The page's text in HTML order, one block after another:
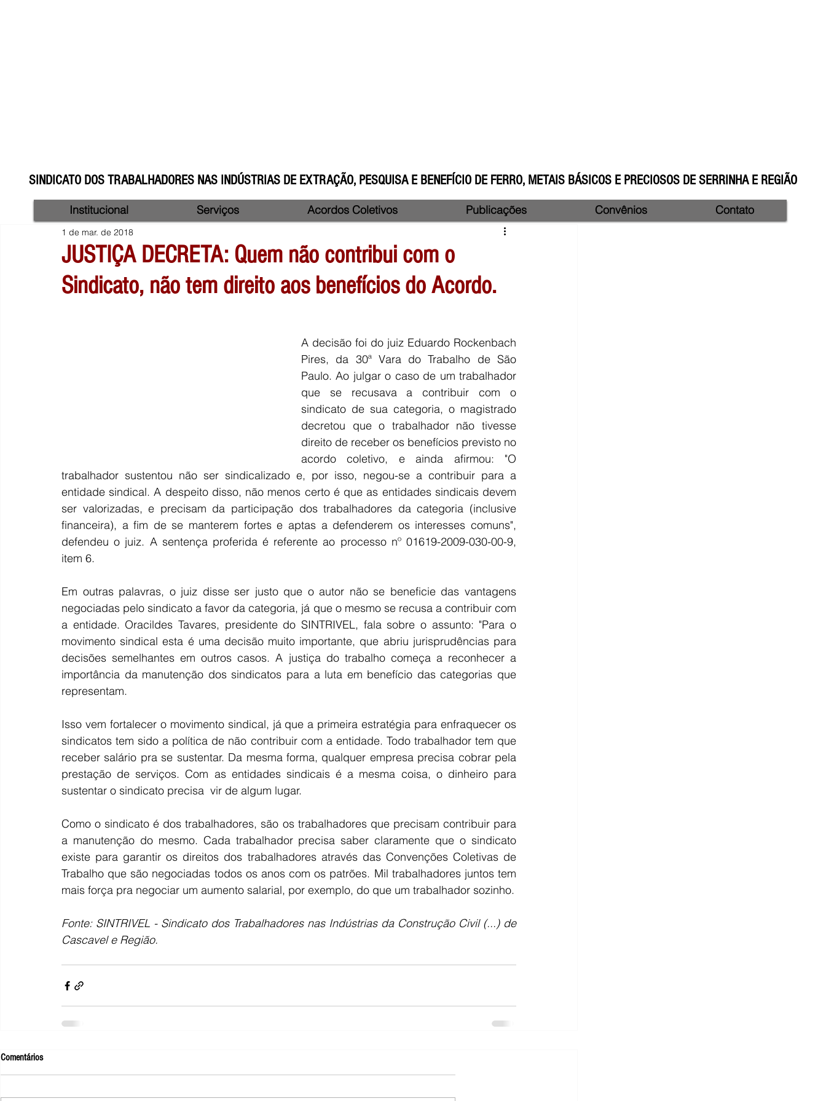
SINDICATO DOS TRABALHADORES NAS INDÚSTRIAS DE EXTRAÇÃO, PESQUISA E BENEFÍCIO DE FERRO, METAIS BÁSICOS E PRECIOSOS DE SERRINHA E REGIÃO
JUSTIÇA DECRETA: Quem não contribui com o
Sindicato, não tem direito aos benefícios do Acordo.
1 de mar. de 2018
A decisão foi do juiz Eduardo Rockenbach
Pires, da 30ª Vara do Trabalho de São
Paulo. Ao julgar o caso de um trabalhador
que se recusava a contribuir com o
sindicato de sua categoria, o magistrado
decretou que o trabalhador não tivesse
direito de receber os benefícios previsto no
acordo coletivo, e ainda afirmou: "O
trabalhador sustentou não ser sindicalizado e, por isso, negou-se a contribuir para a
entidade sindical. A despeito disso, não menos certo é que as entidades sindicais devem
ser valorizadas, e precisam da participação dos trabalhadores da categoria (inclusive
financeira), a fim de se manterem fortes e aptas a defenderem os interesses comuns",
defendeu o juiz. A sentença proferida é referente ao processo nº 01619-2009-030-00-9,
item 6.
Em outras palavras, o juiz disse ser justo que o autor não se beneficie das vantagens
negociadas pelo sindicato a favor da categoria, já que o mesmo se recusa a contribuir com
a entidade. Oracildes Tavares, presidente do SINTRIVEL, fala sobre o assunto: "Para o
movimento sindical esta é uma decisão muito importante, que abriu jurisprudências para
decisões semelhantes em outros casos. A justiça do trabalho começa a reconhecer a
importância da manutenção dos sindicatos para a luta em benefício das categorias que
representam.
Isso vem fortalecer o movimento sindical, já que a primeira estratégia para enfraquecer os
sindicatos tem sido a política de não contribuir com a entidade. Todo trabalhador tem que
receber salário pra se sustentar. Da mesma forma, qualquer empresa precisa cobrar pela
prestação de serviços. Com as entidades sindicais é a mesma coisa, o dinheiro para
sustentar o sindicato precisa  vir de algum lugar.
Como o sindicato é dos trabalhadores, são os trabalhadores que precisam contribuir para
a manutenção do mesmo. Cada trabalhador precisa saber claramente que o sindicato
existe para garantir os direitos dos trabalhadores através das Convenções Coletivas de
Trabalho que são negociadas todos os anos com os patrões. Mil trabalhadores juntos tem
mais força pra negociar um aumento salarial, por exemplo, do que um trabalhador sozinho.
Fonte: SINTRIVEL - Sindicato dos Trabalhadores nas Indústrias da Construção Civil (...) de
Cascavel e Região.
Comentários
Institucional Serviços Acordos Coletivos Publicações Convênios Contato